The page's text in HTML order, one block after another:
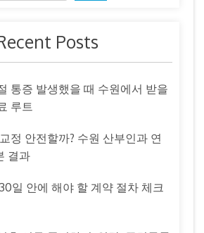
Posts
통증 발생했을 때 수원에서 받을
루트
정 안전할까? 수원 산부인과 연
결과
일 안에 해야 할 계약 절차 체크